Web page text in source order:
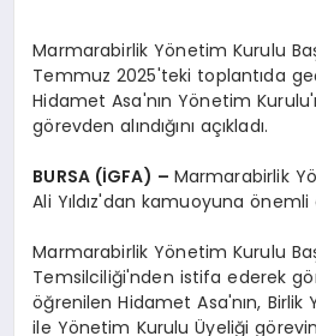
Marmarabirlik Yönetim Kurulu
Temmuz 2025'teki toplantıda
Hidamet Asa'nın Yönetim
görevden alındığını açıkladı.
BURSA (İGFA) – Marmarabirlik
Ali Yıldız'dan kamuoyuna
Marmarabirlik Yönetim Kurulu
Temsilciliği'nden istifa ederek
öğrenilen Hidamet Asa'nın, Birlik
ile Yönetim Kurulu Üyeliği